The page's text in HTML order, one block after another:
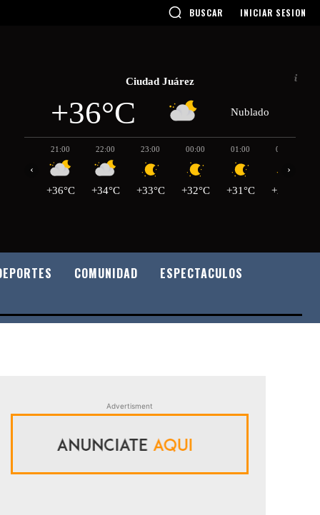
BUSCAR INICIAR SESION
Ciudad Juárez
+36°C Nublado
21:00
+36°C
22:00
+34°C
23:00
+33°C
00:00
+32°C
01:00
+31°C
02:00
+29°C
‹ ›
COMUNIDAD
ESPECTACULOS
Advertisment